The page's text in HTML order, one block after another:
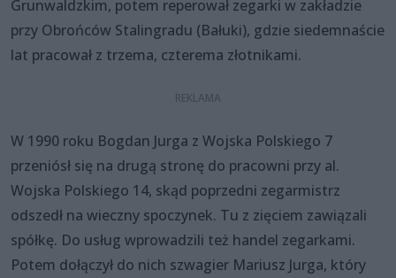
Grunwaldzkim, potem reperował zegarki w zakładzie
przy Obrońców Stalingradu (Bałuki), gdzie siedemnaście
lat pracował z trzema, czterema złotnikami.
W 1990 roku Bogdan Jurga z Wojska Polskiego 7
przeniósł się na drugą stronę do pracowni przy al.
Wojska Polskiego 14, skąd poprzedni zegarmistrz
odszedł na wieczny spoczynek. Tu z zięciem zawiązali
spółkę. Do usług wprowadzili też handel zegarkami.
Potem dołączył do nich szwagier Mariusz Jurga, który